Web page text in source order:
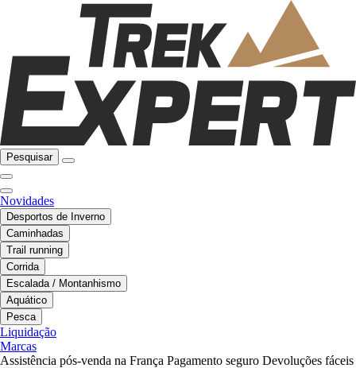
Pesquisar
Novidades
Desportos de Inverno
Caminhadas
Trail running
Corrida
Escalada / Montanhismo
Aquático
Pesca
Liquidação
Marcas
Assistência pós-venda na França Pagamento seguro Devoluções fáceis